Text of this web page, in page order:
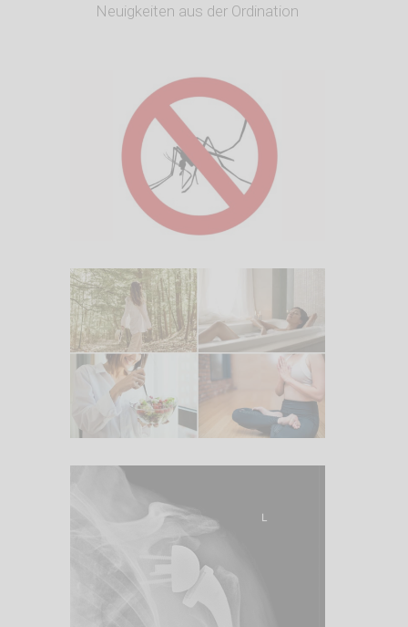
Neuigkeiten aus der Ordination
5. August 2026
Was hilft gegen
Mückenstiche?
20. Juli 2026
PMS Symptome in den
Griff bekommen
6. Juli 2026
Komplexes
Schultergelenk